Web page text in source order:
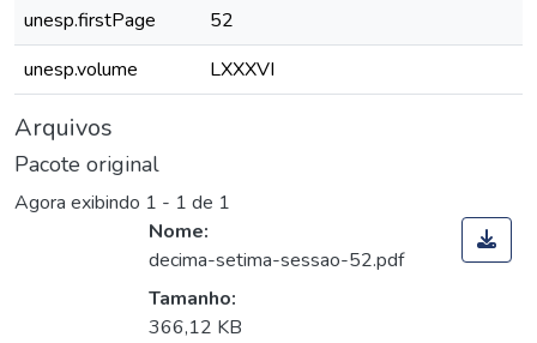
unesp.firstPage
52
unesp.volume
LXXXVI
Arquivos
Pacote original
Agora exibindo 1 - 1 de 1
Nome:
decima-setima-sessao-52.pdf
Tamanho:
366,12 KB